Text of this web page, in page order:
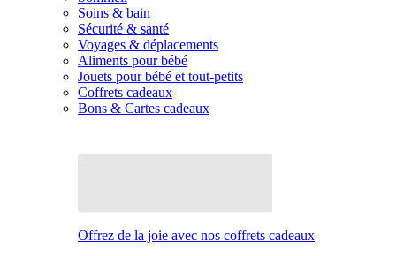
Soins & bain
Sécurité & santé
Voyages & déplacements
Aliments pour bébé
Jouets pour bébé et tout-petits
Coffrets cadeaux
Bons & Cartes cadeaux
Offrez de la joie avec nos coffrets cadeaux